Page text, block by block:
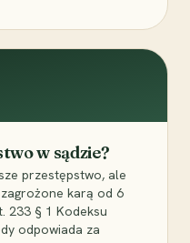
w sądzie?
przestępstwo, ale
karą od 6
233 § 1 Kodeksu
odpowiada za